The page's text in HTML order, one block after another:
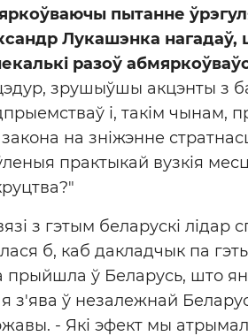
пытанне
Лукашэнка
разоў
зрушыўшы акцэнты з
і, такім чынам,
на зніжэнне
практыкай вузкія
з гэтым беларускі лідар
б, каб дакладчык па
прыйшла ў Беларусь, што
з'ява ў незалежнай
- Які эфект мы